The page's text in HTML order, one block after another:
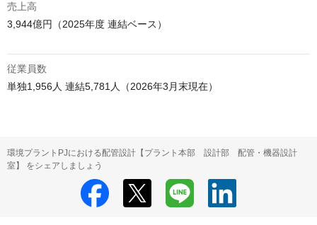
売上高
3,944億円（2025年度 連結ベース）
従業員数
単独1,956人 連結5,781人（2026年3月末現在）
環境プラントPJにおける配管設計【プラント本部 設計部 配管・機器設計
室】 をシェアしましょう